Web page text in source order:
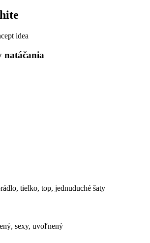
idea
natáčania
tielko, top, jednuduché šaty
sexy, uvoľnený